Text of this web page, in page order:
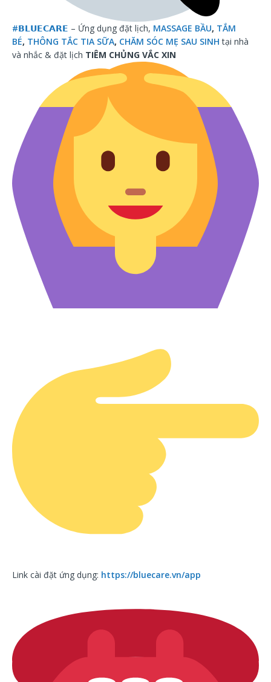
#𝗕𝗟𝗨𝗘𝗖𝗔𝗥𝗘 – Ứng dụng đặt lịch, MASSAGE BẦU, TẮM
BÉ, THÔNG TẮC TIA SỮA, CHĂM SÓC MẸ SAU SINH tại nhà
và nhắc & đặt lịch TIÊM CHỦNG VẮC XIN
Link cài đặt ứng dụng: https://bluecare.vn/app